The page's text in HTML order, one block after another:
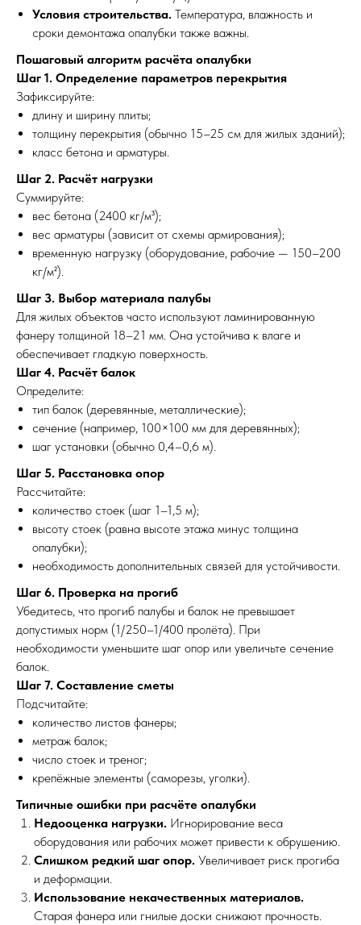
Условия строительства. Температура, влажность и
сроки демонтажа опалубки также важны.
Пошаговый алгоритм расчёта опалубки
Шаг 1. Определение параметров перекрытия
Зафиксируйте:
длину и ширину плиты;
толщину перекрытия (обычно 15–25 см для жилых зданий);
класс бетона и арматуры.
Шаг 2. Расчёт нагрузки
Суммируйте:
вес бетона (2400 кг/м³);
вес арматуры (зависит от схемы армирования);
временную нагрузку (оборудование, рабочие — 150–200
кг/м²).
Шаг 3. Выбор материала палубы
Для жилых объектов часто используют ламинированную
фанеру толщиной 18–21 мм. Она устойчива к влаге и
обеспечивает гладкую поверхность.
Шаг 4. Расчёт балок
Определите:
тип балок (деревянные, металлические);
сечение (например, 100×100 мм для деревянных);
шаг установки (обычно 0,4–0,6 м).
Шаг 5. Расстановка опор
Рассчитайте:
количество стоек (шаг 1–1,5 м);
высоту стоек (равна высоте этажа минус толщина
опалубки);
необходимость дополнительных связей для устойчивости.
Шаг 6. Проверка на прогиб
Убедитесь, что прогиб палубы и балок не превышает
допустимых норм (1/250–1/400 пролёта). При
необходимости уменьшите шаг опор или увеличьте сечение
балок.
Шаг 7. Составление сметы
Подсчитайте:
количество листов фанеры;
метраж балок;
число стоек и треног;
крепёжные элементы (саморезы, уголки).
Типичные ошибки при расчёте опалубки
Недооценка нагрузки. Игнорирование веса
оборудования или рабочих может привести к обрушению.
Слишком редкий шаг опор. Увеличивает риск прогиба
и деформации.
Использование некачественных материалов.
Старая фанера или гнилые доски снижают прочность.